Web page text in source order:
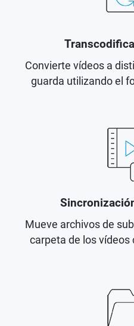
Convierte vídeos a
guarda utilizando el
Mueve archivos de
carpeta de los